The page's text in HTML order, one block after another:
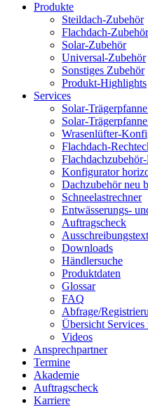
Produkte
Steildach-Zubehör
Flachdach-Zubehör
Solar-Zubehör
Universal-Zubehör
Sonstiges Zubehör
Produkt-Highlights
Services
Solar-
Solar-
Wrasenlüfter-
Flachdach-
Konfigurator
Dachzubehör neu
Schneelastrechner
Entwässerungs-
Auftragscheck
Downloads
Händlersuche
Produktdaten
Glossar
FAQ
Abfrage/
Übersicht
Videos
Ansprechpartner
Termine
Akademie
Auftragscheck
Karriere